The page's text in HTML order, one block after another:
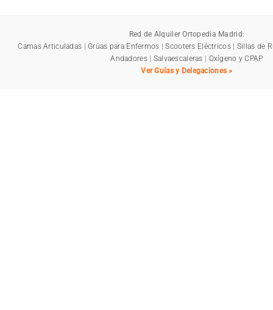
Red de Alquiler Ortopedia Madrid:
Camas Articuladas |Grúas para Enfermos |Scooters Eléctricos| Sillas de
Andadores| Salvaescaleras | Oxígeno y CPAP
Ver Guías y Delegaciones »